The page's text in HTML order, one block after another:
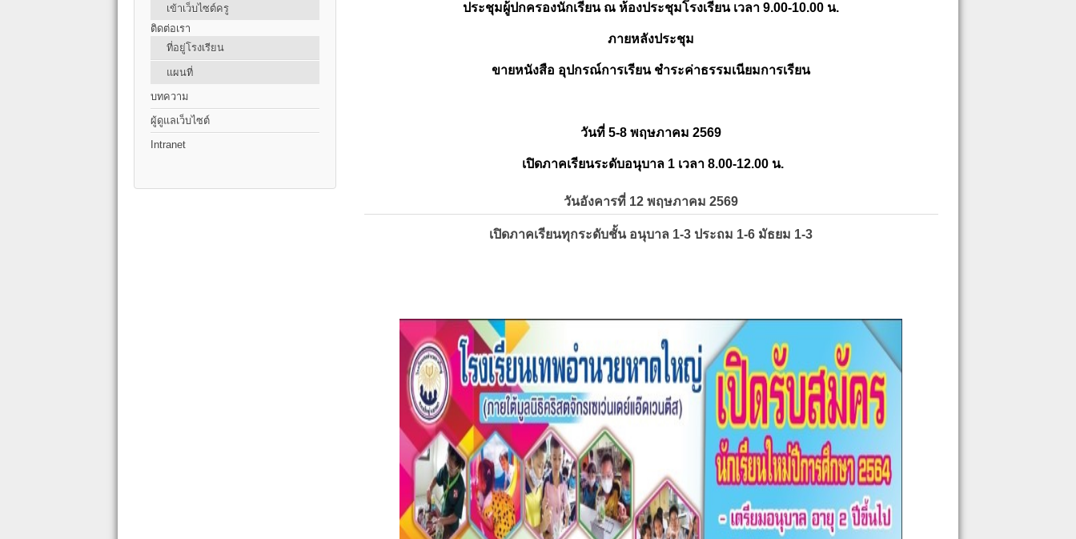
เข้าเว็บไซต์ครู
ติดต่อเรา
ที่อยู่โรงเรียน
แผนที่
บทความ
ผู้ดูแลเว็บไซต์
Intranet
ประชุมผู้ปกครองนักเรียน ณ ห้องประชุมโรงเรียน เวลา 9.00-10.00 น.
ภายหลังประชุม
ขายหนังสือ อุปกรณ์การเรียน ชำระค่าธรรมเนียมการเรียน
วันที่ 5-8 พฤษภาคม 2569
เปิดภาคเรียนระดับอนุบาล 1 เวลา 8.00-12.00 น.
วันอังคารที่ 12 พฤษภาคม 2569
เปิดภาคเรียนทุกระดับชั้น อนุบาล 1-3 ประถม 1-6 มัธยม 1-3